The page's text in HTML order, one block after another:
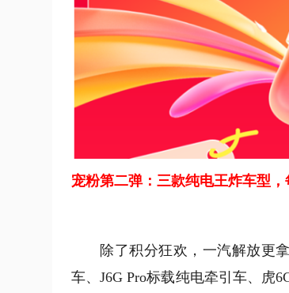
宠粉第二弹：三款纯电王炸车型，
除了积分狂欢，一汽解放更
车、J6G Pro标载纯电牵引车、虎